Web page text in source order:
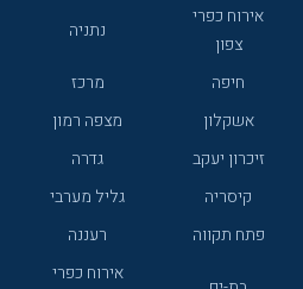
אירוח כפרי
צפון
נתניה
חיפה
מרכז
אשקלון
מצפה רמון
זיכרון יעקב
גדרה
קיסריה
גליל מערבי
פתח תקווה
רעננה
אירוח כפרי